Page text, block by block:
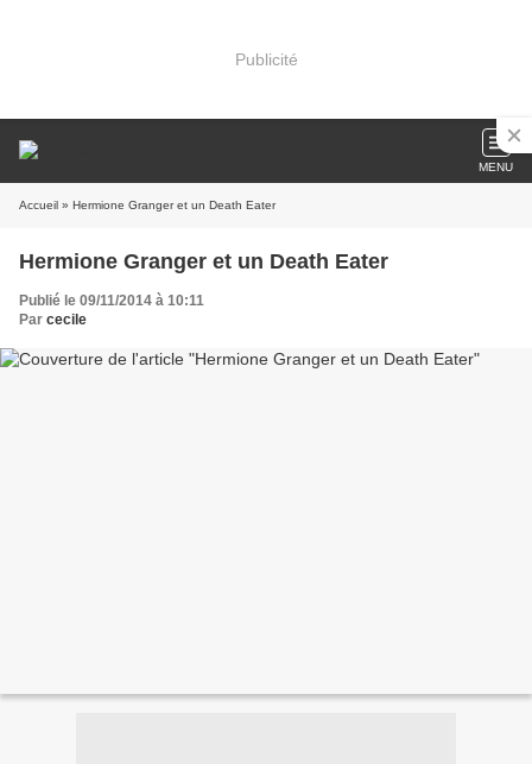
Publicité
MENU
Accueil » Hermione Granger et un Death Eater
Hermione Granger et un Death Eater
Publié le 09/11/2014 à 10:11
Par cecile